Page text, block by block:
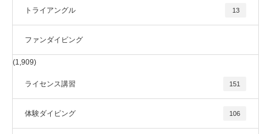
トライアングル 13
ファンダイビング
(1,909)
ライセンス講習 151
体験ダイビング 106